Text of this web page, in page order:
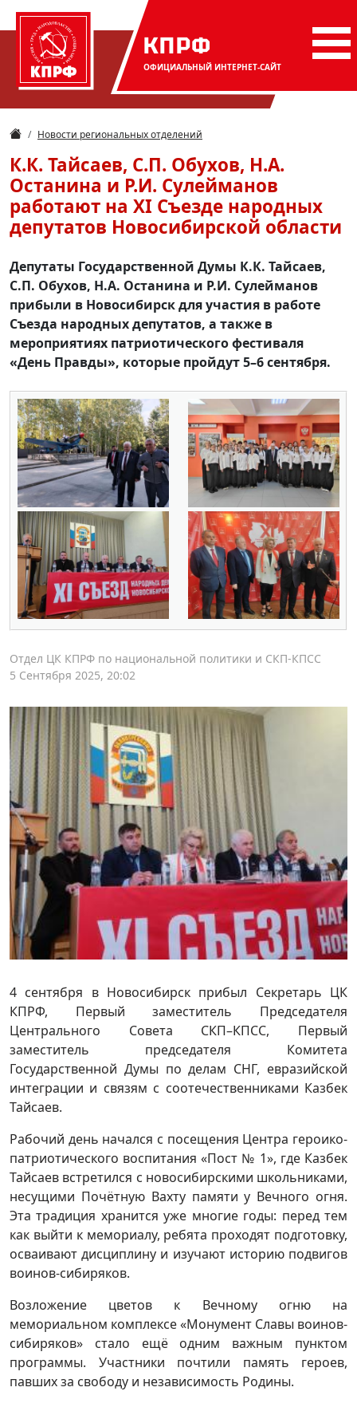
КПРФ
ОФИЦИАЛЬНЫЙ ИНТЕРНЕТ-САЙТ
Новости региональных отделений
К.К. Тайсаев, С.П. Обухов, Н.А.
Останина и Р.И. Сулейманов
работают на XI Съезде народных
депутатов Новосибирской области
Депутаты Государственной Думы К.К. Тайсаев,
С.П. Обухов, Н.А. Останина и Р.И. Сулейманов
прибыли в Новосибирск для участия в работе
Съезда народных депутатов, а также в
мероприятиях патриотического фестиваля
«День Правды», которые пройдут 5–6 сентября.
Отдел ЦК КПРФ по национальной политики и СКП-КПСС
5 Сентября 2025, 20:02
4 сентября в Новосибирск прибыл Секретарь ЦК
КПРФ, Первый заместитель Председателя
Центрального Совета СКП–КПСС, Первый
заместитель председателя Комитета
Государственной Думы по делам СНГ, евразийской
интеграции и связям с соотечественниками Казбек
Тайсаев.
Рабочий день начался с посещения Центра героико-
патриотического воспитания «Пост № 1», где Казбек
Тайсаев встретился с новосибирскими школьниками,
несущими Почётную Вахту памяти у Вечного огня.
Эта традиция хранится уже многие годы: перед тем
как выйти к мемориалу, ребята проходят подготовку,
осваивают дисциплину и изучают историю подвигов
воинов-сибиряков.
Возложение цветов к Вечному огню на
мемориальном комплексе «Монумент Славы воинов-
сибиряков» стало ещё одним важным пунктом
программы. Участники почтили память героев,
павших за свободу и независимость Родины.